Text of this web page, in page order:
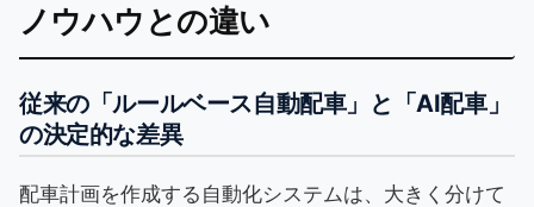
ノウハウとの違い
従来の「ルールベース自動配車」と「AI配車」
の決定的な差異
配車計画を作成する自動化システムは、大きく分けて